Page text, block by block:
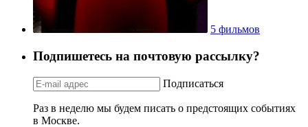
5 фильмов
Подпишетесь на почтовую рассылку?
Подписаться
Раз в неделю мы будем писать о предстоящих событиях
в Москве.